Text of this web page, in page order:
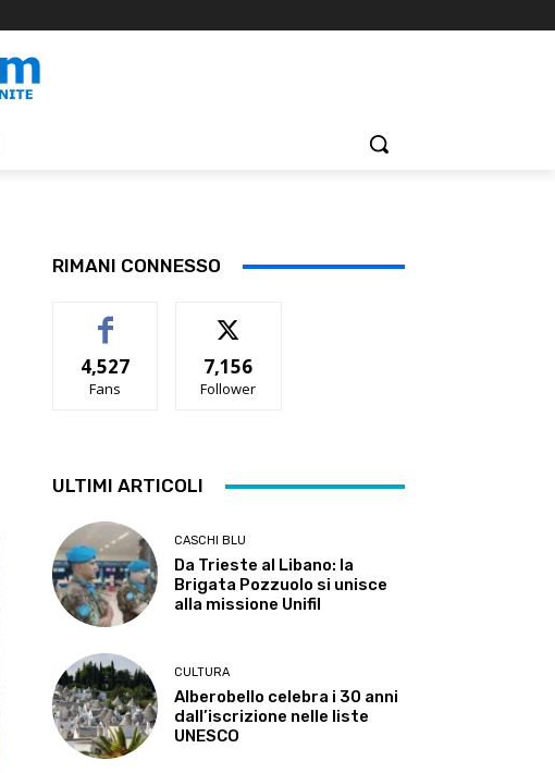
RIMANI CONNESSO
4,527
Fans
7,156
Follower
ULTIMI ARTICOLI
CASCHI BLU
Da Trieste al Libano: la
Brigata Pozzuolo si unisce
alla missione Unifil
CULTURA
Alberobello celebra i 30 anni
dall’iscrizione nelle liste
UNESCO